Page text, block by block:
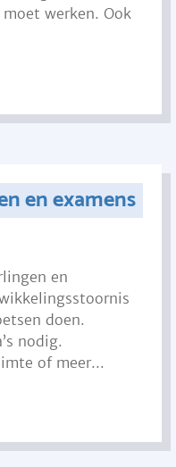
werken. Ook
en examens
en
doen.
nodig.
of meer...